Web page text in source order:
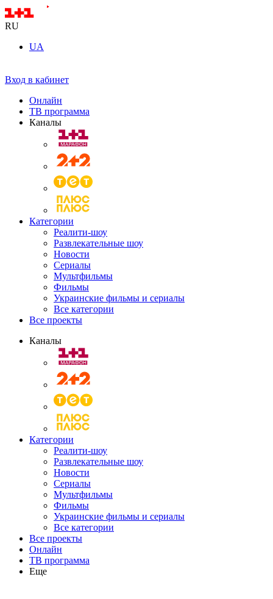
RU
UA
Вход в кабинет
Онлайн
ТВ программа
Каналы
Категории
Реалити-шоу
Развлекательные шоу
Новости
Сериалы
Мультфильмы
Фильмы
Украинские фильмы и сериалы
Все категории
Все проекты
Каналы
Категории
Реалити-шоу
Развлекательные шоу
Новости
Сериалы
Мультфильмы
Фильмы
Украинские фильмы и сериалы
Все категории
Все проекты
Онлайн
ТВ программа
Еще